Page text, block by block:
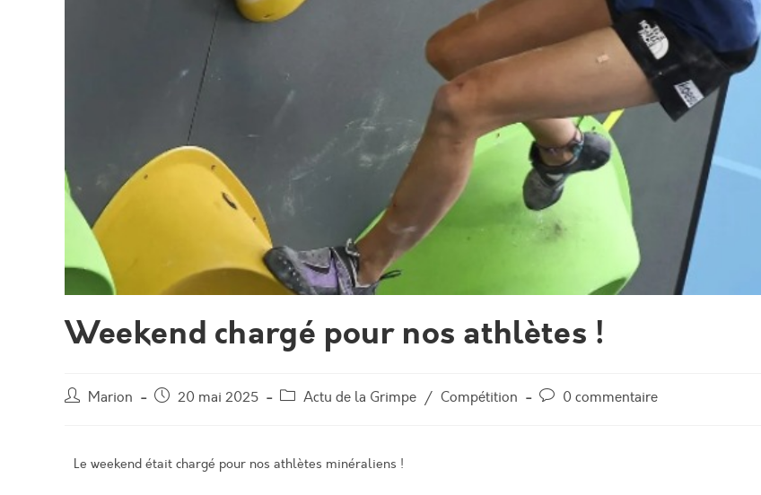
Weekend chargé pour nos athlètes !
Marion 20 mai 2025 Actu de la Grimpe / Compétition 0 commentaire
Le weekend était chargé pour nos athlètes minéraliens !